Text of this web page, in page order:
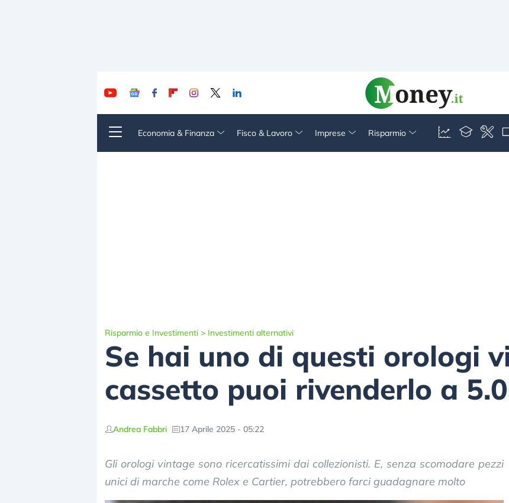
Economia & Finanza Fisco & Lavoro Imprese Risparmio
Risparmio e Investimenti > Investimenti alternativi
Se hai uno di questi orologi
cassetto puoi rivenderlo a
Andrea Fabbri 17 Aprile 2025 - 05:22
Gli orologi vintage sono ricercatissimi dai collezionisti. E, senza scomodare pezzi
unici di marche come Rolex e Cartier, potrebbero farci guadagnare molto